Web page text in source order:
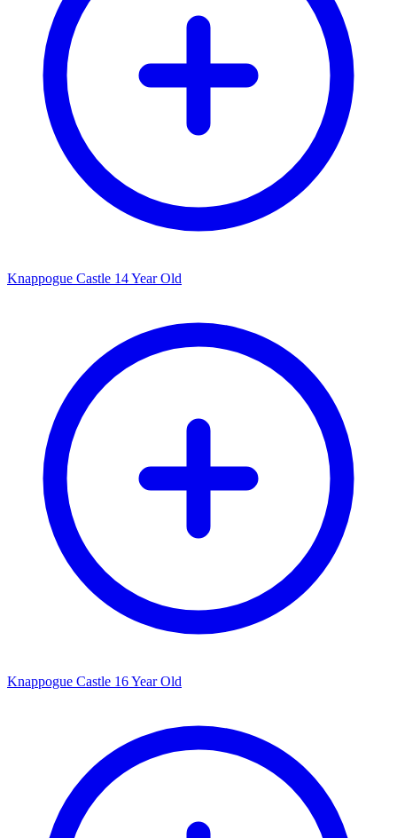
Knappogue Castle 14 Year Old
Knappogue Castle 16 Year Old